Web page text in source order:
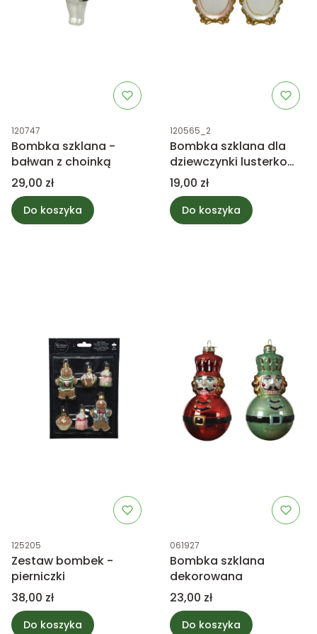
Kod produktu
120747
Bombka szklana -
bałwan z choinką
Cena
29,00 zł
Do koszyka
Kod produktu
120565_2
Bombka szklana dla
dziewczynki lusterko
białe
Cena
19,00 zł
Do koszyka
Kod produktu
125205
Zestaw bombek -
pierniczki
Cena
38,00 zł
Do koszyka
Kod produktu
061927
Bombka szklana
dekorowana
Cena
23,00 zł
Do koszyka